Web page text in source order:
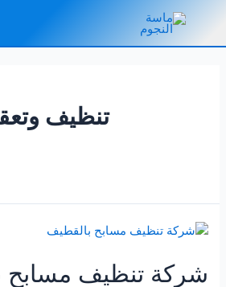
المحتوى
تنظيف
شركة تنظيف مسابح